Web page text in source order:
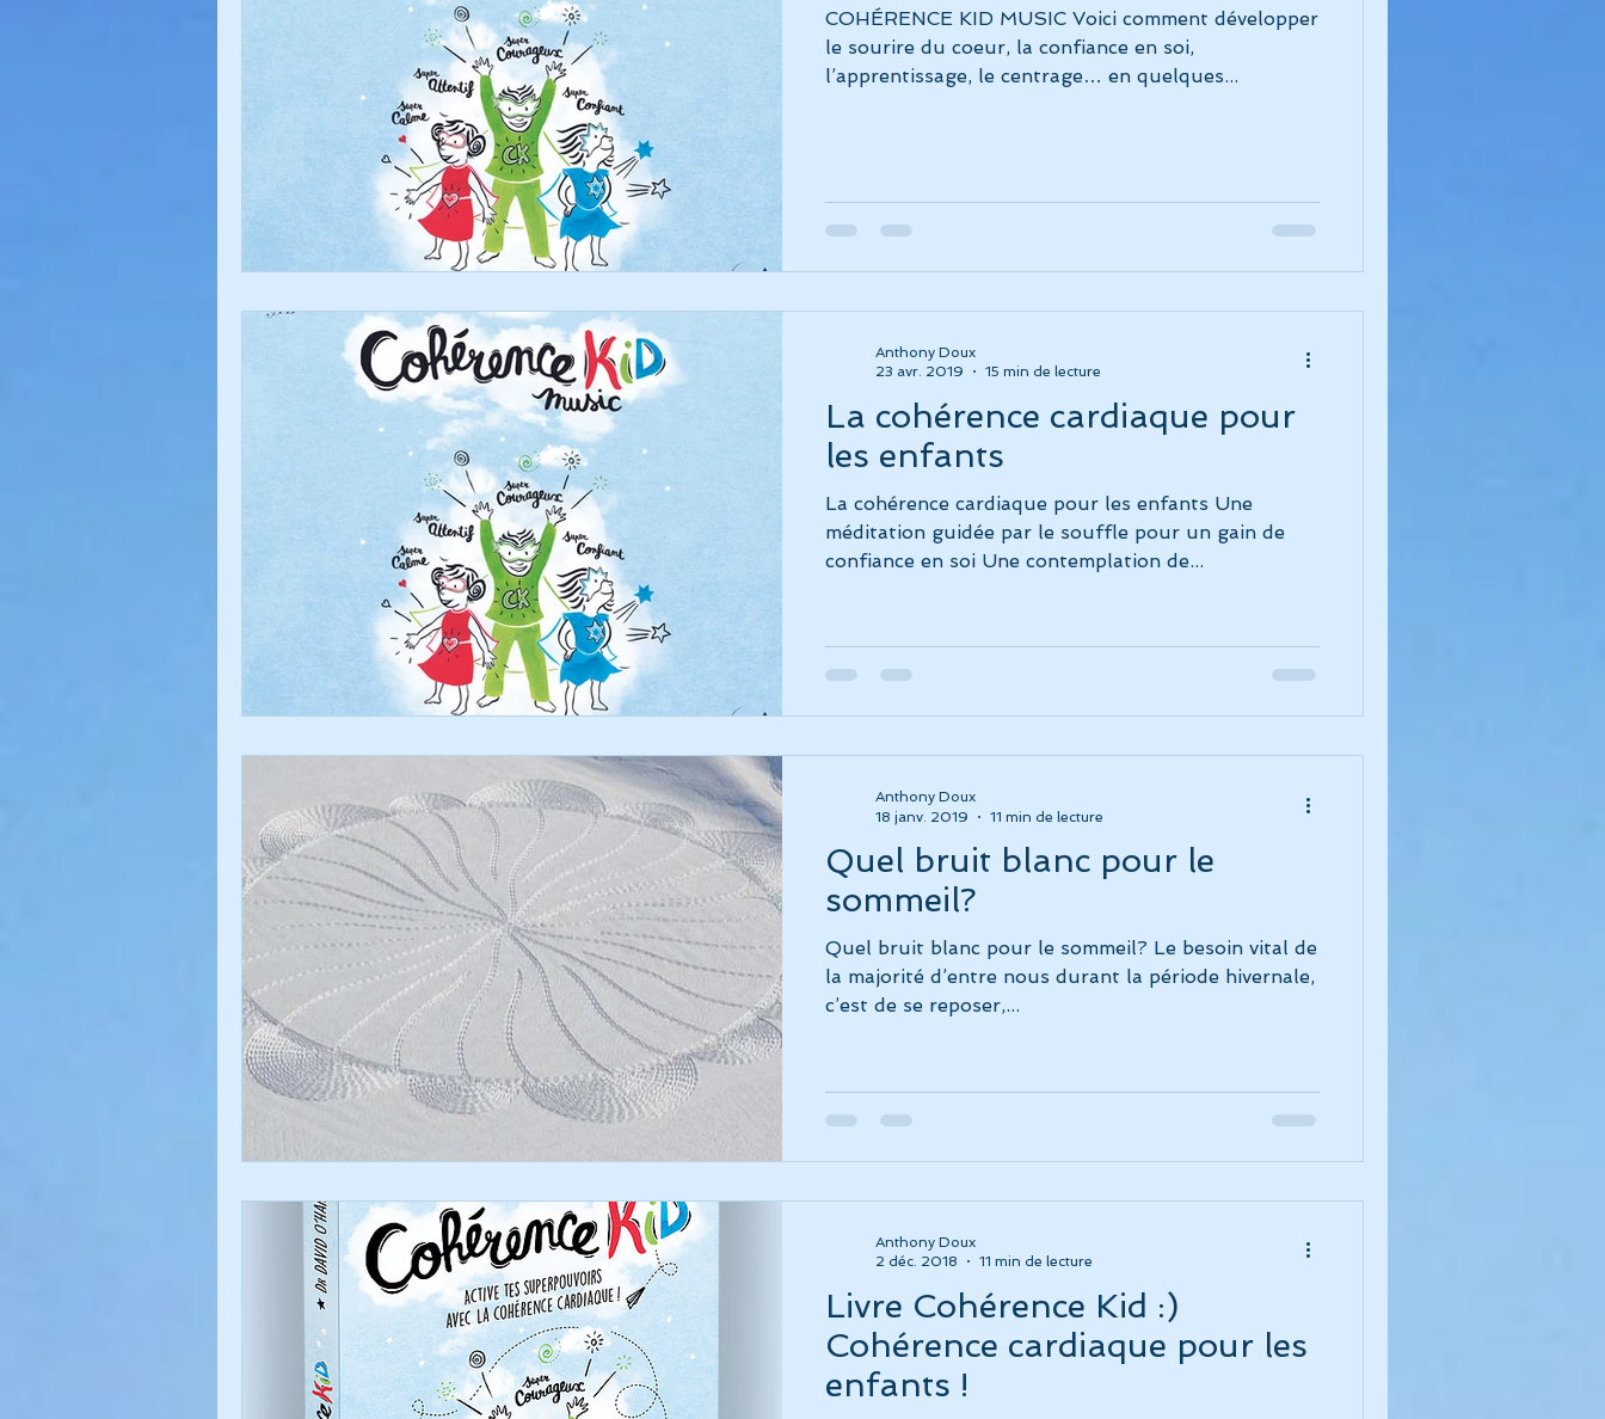
COHÉRENCE KID MUSIC Voici comment développer
le sourire du coeur, la confiance en soi,
l’apprentissage, le centrage… en quelques...
La cohérence cardiaque pour
les enfants
La cohérence cardiaque pour les enfants Une
méditation guidée par le souffle pour un gain de
confiance en soi Une contemplation de...
Anthony Doux
23 avr. 2019
15 min de lecture
Quel bruit blanc pour le
sommeil?
Quel bruit blanc pour le sommeil? Le besoin vital de
la majorité d’entre nous durant la période hivernale,
c’est de se reposer,...
Anthony Doux
18 janv. 2019
11 min de lecture
Livre Cohérence Kid :)
Cohérence cardiaque pour les
enfants !
Anthony Doux
2 déc. 2018
11 min de lecture